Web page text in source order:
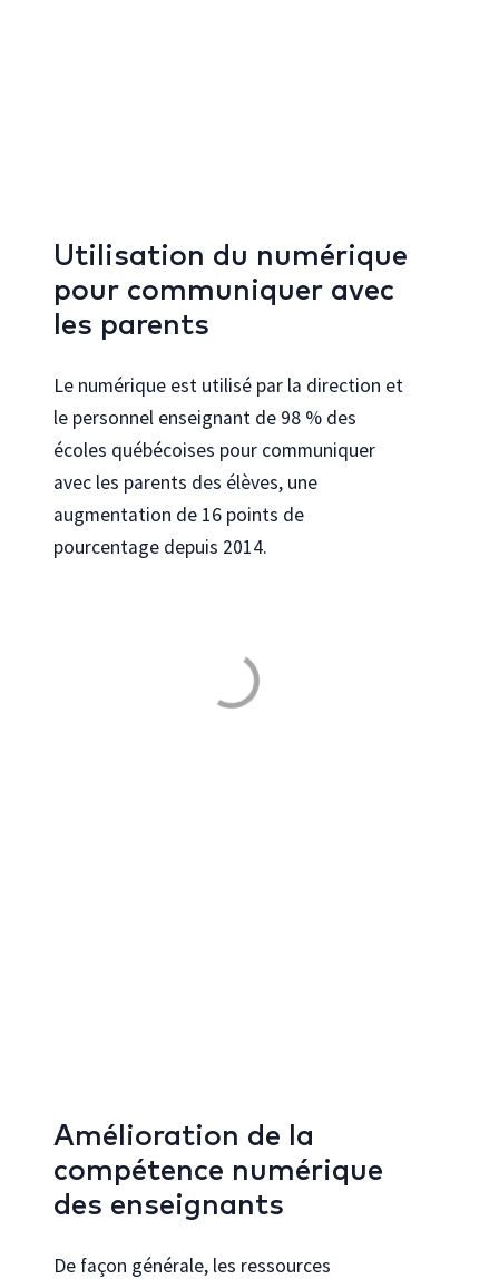
Utilisation du numérique
pour communiquer avec
les parents
Le numérique est utilisé par la direction et
le personnel enseignant de 98 % des
écoles québécoises pour communiquer
avec les parents des élèves, une
augmentation de 16 points de
pourcentage depuis 2014.
Amélioration de la
compétence numérique
des enseignants
De façon générale, les ressources